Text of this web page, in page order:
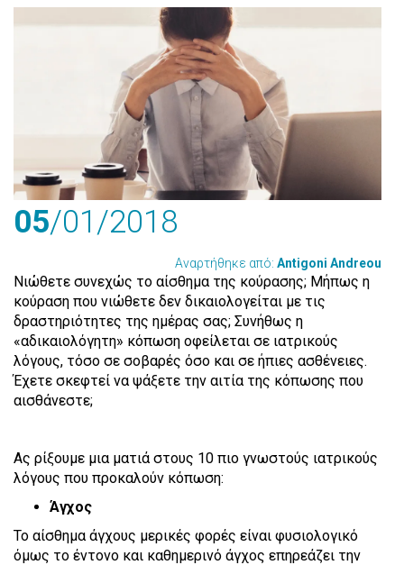
05/01/2018
Αναρτήθηκε από: Antigoni Andreou
Νιώθετε συνεχώς το αίσθημα της κούρασης; Μήπως η
κούραση που νιώθετε δεν δικαιολογείται με τις
δραστηριότητες της ημέρας σας; Συνήθως η
«αδικαιολόγητη» κόπωση οφείλεται σε ιατρικούς
λόγους, τόσο σε σοβαρές όσο και σε ήπιες ασθένειες.
Έχετε σκεφτεί να ψάξετε την αιτία της κόπωσης που
αισθάνεστε;
Ας ρίξουμε μια ματιά στους 10 πιο γνωστούς ιατρικούς
λόγους που προκαλούν κόπωση:
Άγχος
Το αίσθημα άγχους μερικές φορές είναι φυσιολογικό
όμως το έντονο και καθημερινό άγχος επηρεάζει την